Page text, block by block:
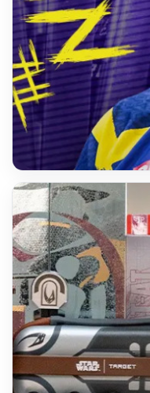
PLAYER
Luke Littler Range
Darts und Zubehör des
Range ansehen →